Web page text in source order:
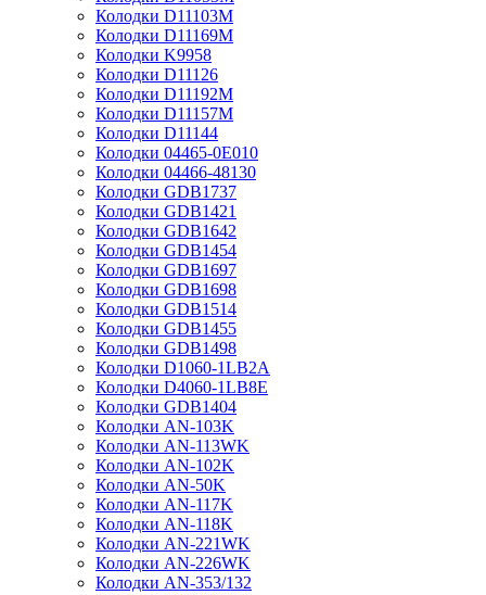
Колодки D11103M
Колодки D11169M
Колодки K9958
Колодки D11126
Колодки D11192M
Колодки D11157M
Колодки D11144
Колодки 04465-0E010
Колодки 04466-48130
Колодки GDB1737
Колодки GDB1421
Колодки GDB1642
Колодки GDB1454
Колодки GDB1697
Колодки GDB1698
Колодки GDB1514
Колодки GDB1455
Колодки GDB1498
Колодки D1060-1LB2A
Колодки D4060-1LB8E
Колодки GDB1404
Колодки AN-103K
Колодки AN-113WK
Колодки AN-102K
Колодки AN-50K
Колодки AN-117K
Колодки AN-118K
Колодки AN-221WK
Колодки AN-226WK
Колодки AN-353/132